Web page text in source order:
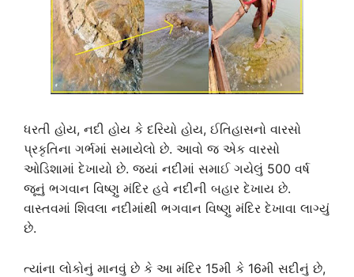
ધરતી હોય, નદી હોય કે દરિયો હોય, ઈતિહાસનો વારસો
પ્રકૃતિના ગર્ભમાં સમાયેલો છે. આવો જ એક વારસો
ઓડિશામાં દેખાયો છે. જ્યાં નદીમાં સમાઈ ગયેલું 500 વર્ષ
જૂનું ભગવાન વિષ્ણુ મંદિર હવે નદીની બહાર દેખાય છે.
વાસ્તવમાં શિવલા નદીમાંથી ભગવાન વિષ્ણુ મંદિર દેખાવા લાગ્યું
છે.
ત્યાંના લોકોનું માનવું છે કે આ મંદિર 15મી કે 16મી સદીનું છે,